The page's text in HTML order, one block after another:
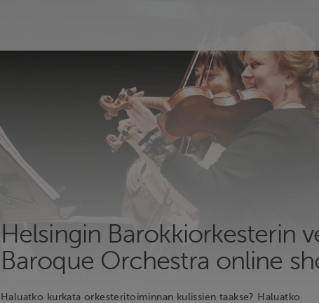
Helsingin Barokkiorkesterin
Baroque Orchestra online
Haluatko kurkata orkesteritoiminnan kulissien taakse? Haluatko